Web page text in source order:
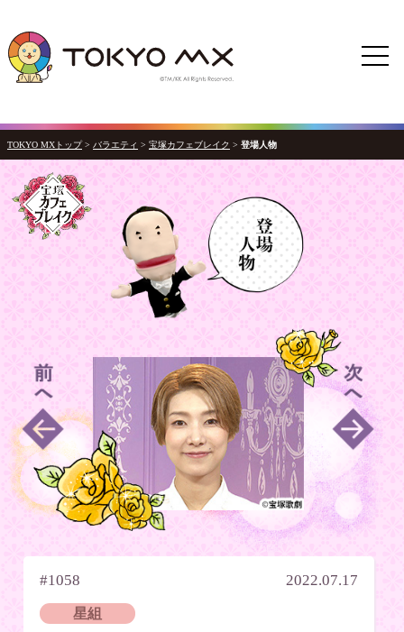
TOKYO MXトップ > バラエティ > 宝塚カフェブレイク > 登場人物
#1058 2022.07.17
星組